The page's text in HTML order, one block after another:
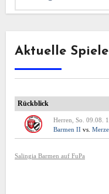
Aktuelle Spiele